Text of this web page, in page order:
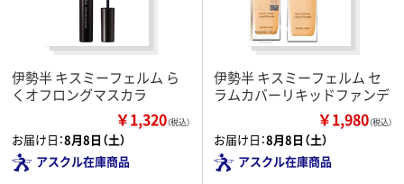
伊勢半 キスミーフェルム ら
くオフロングマスカラ
￥1,320（税込）
お届け日：8月8日（土）
アスクル在庫商品
伊勢半 キスミーフェルム セ
ラムカバーリキッドファンデ
￥1,980（税込）
お届け日：8月8日（土）
アスクル在庫商品